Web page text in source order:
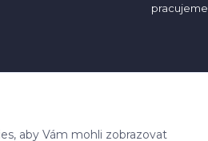
pracujeme.
aby Vám mohli zobrazovat